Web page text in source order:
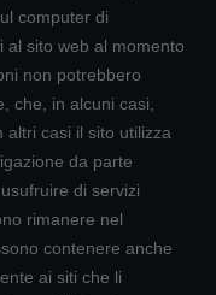
computer di
al sito web al momento
non potrebbero
che, in alcuni casi,
altri casi il sito utilizza
da parte
di servizi
rimanere nel
contenere anche
ai siti che li